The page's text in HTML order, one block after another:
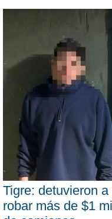
Tigre: detuvieron
robar más de $1